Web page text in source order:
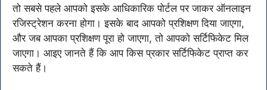
तो सबसे पहले आपको इसके आधिकारिक पोर्टल पर जाकर ऑनलाइन
रजिस्ट्रेशन करना होगा। इसके बाद आपको प्रशिक्षण दिया जाएगा,
और जब आपका प्रशिक्षण पूरा हो जाएगा, तो आपको सर्टिफिकेट मिल
जाएगा। आइए जानते हैं कि आप किस प्रकार सर्टिफिकेट प्राप्त कर
सकते हैं।